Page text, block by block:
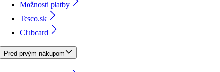
Možnosti platby
Tesco.sk
Clubcard
Pred prvým nákupom